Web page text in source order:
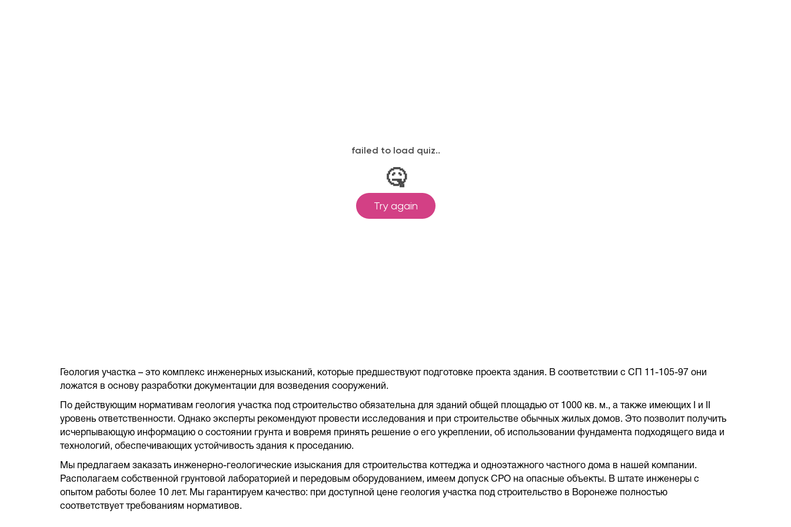
Геология участка – это комплекс инженерных изысканий, которые предшествуют подготовке проекта здания. В соответствии с СП 11-105-97 они
ложатся в основу разработки документации для возведения сооружений.
По действующим нормативам геология участка под строительство обязательна для зданий общей площадью от 1000 кв. м., а также имеющих I и II
уровень ответственности. Однако эксперты рекомендуют провести исследования и при строительстве обычных жилых домов. Это позволит получить
исчерпывающую информацию о состоянии грунта и вовремя принять решение о его укреплении, об использовании фундамента подходящего вида и
технологий, обеспечивающих устойчивость здания к проседанию.
Мы предлагаем заказать инженерно-геологические изыскания для строительства коттеджа и одноэтажного частного дома в нашей компании.
Располагаем собственной грунтовой лабораторией и передовым оборудованием, имеем допуск СРО на опасные объекты. В штате инженеры с
опытом работы более 10 лет. Мы гарантируем качество: при доступной цене геология участка под строительство в Воронеже полностью
соответствует требованиям нормативов.